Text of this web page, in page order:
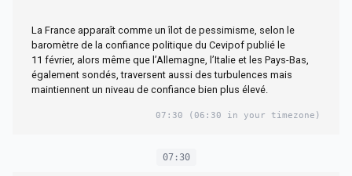
européens
La France apparaît comme un îlot de pessimisme, selon le
baromètre de la confiance politique du Cevipof publié le
11 février, alors même que l’Allemagne, l’Italie et les Pays-Bas,
également sondés, traversent aussi des turbulences mais
maintiennent un niveau de confiance bien plus élevé.
07:30 (06:30 in your timezone)
07:30